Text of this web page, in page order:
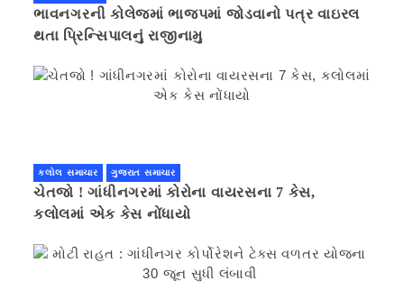
ભાવનગરની કોલેજમાં ભાજપમાં જોડવાનો પત્ર વાઇરલ
થતા પ્રિન્સિપાલનું રાજીનામુ
કલોલ સમાચાર ગુજરાત સમાચાર
ચેતજો ! ગાંધીનગરમાં કોરોના વાયરસના 7 કેસ,
કલોલમાં એક કેસ નોંધાયો